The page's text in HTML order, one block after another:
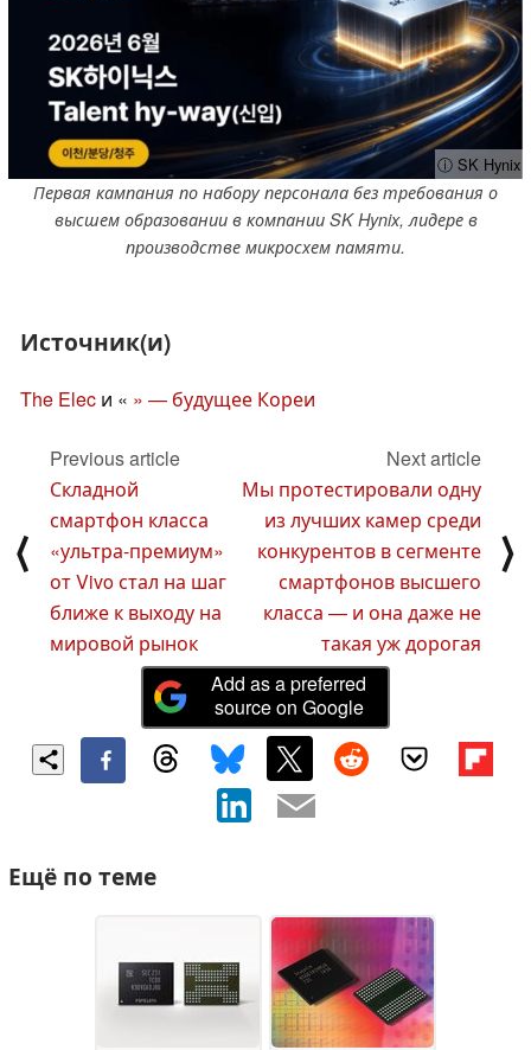
ⓘ SK Hynix
Первая кампания по набору персонала без требования о
высшем образовании в компании SK Hynix, лидере в
производстве микросхем памяти.
Источник(и)
The Elec и « » — будущее Кореи
⟨
Previous article
Складной
смартфон класса
«ультра-премиум»
от Vivo стал на шаг
ближе к выходу на
мировой рынок
Next article
Мы протестировали одну
из лучших камер среди
конкурентов в сегменте
смартфонов высшего
класса — и она даже не
такая уж дорогая
⟩
Add as a preferred
source on Google
Ещё по теме